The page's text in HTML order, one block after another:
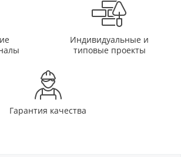
Индивидуальные и
типовые проекты
Гарантия качества